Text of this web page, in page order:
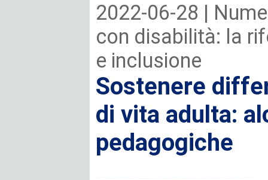
2022-06-28 |
con disabilità: la
e inclusione
Sostenere
di vita adulta:
pedagogiche